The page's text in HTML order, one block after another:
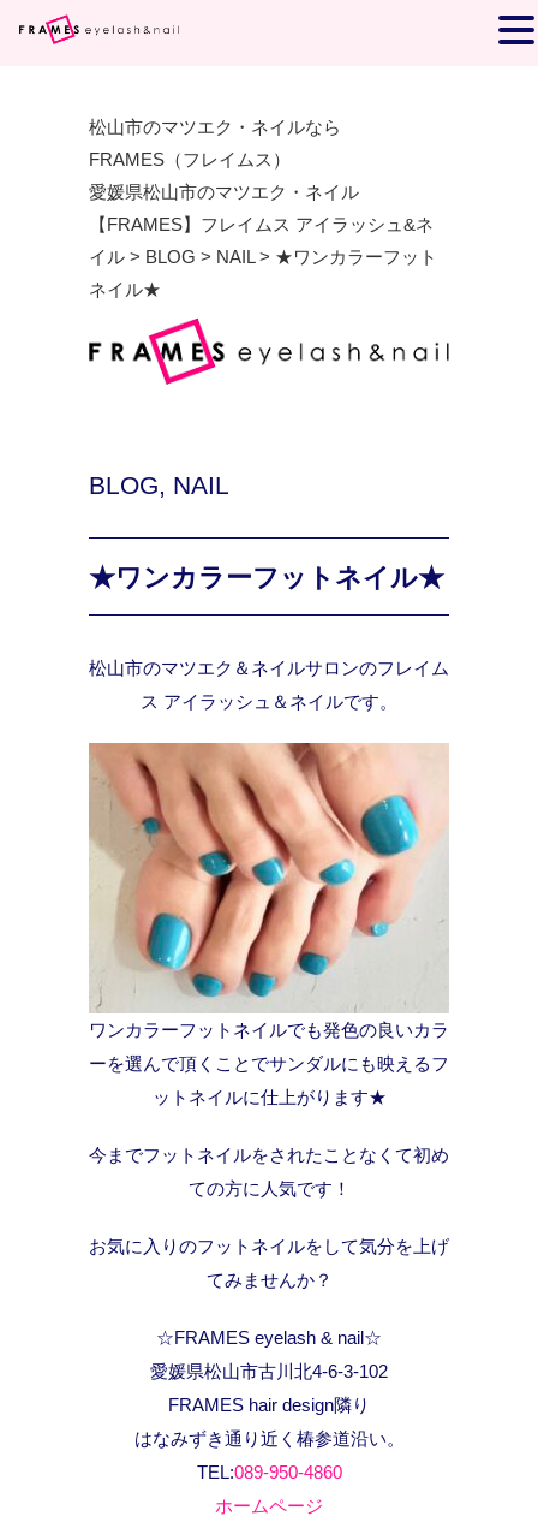
松山市のマツエク・ネイルなら
FRAMES（フレイムス）
愛媛県松山市のマツエク・ネイル
【FRAMES】フレイムス アイラッシュ&ネ
イル > BLOG > NAIL> ★ワンカラーフット
ネイル★
BLOG, NAIL
★ワンカラーフットネイル★
松山市のマツエク＆ネイルサロンのフレイム
ス アイラッシュ＆ネイルです。
ワンカラーフットネイルでも発色の良いカラ
ーを選んで頂くことでサンダルにも映えるフ
ットネイルに仕上がります★
今までフットネイルをされたことなくて初め
ての方に人気です！
お気に入りのフットネイルをして気分を上げ
てみませんか？
☆FRAMES eyelash & nail☆
愛媛県松山市古川北4-6-3-102
FRAMES hair design隣り
はなみずき通り近く椿参道沿い。
TEL:089-950-4860
ホームページ